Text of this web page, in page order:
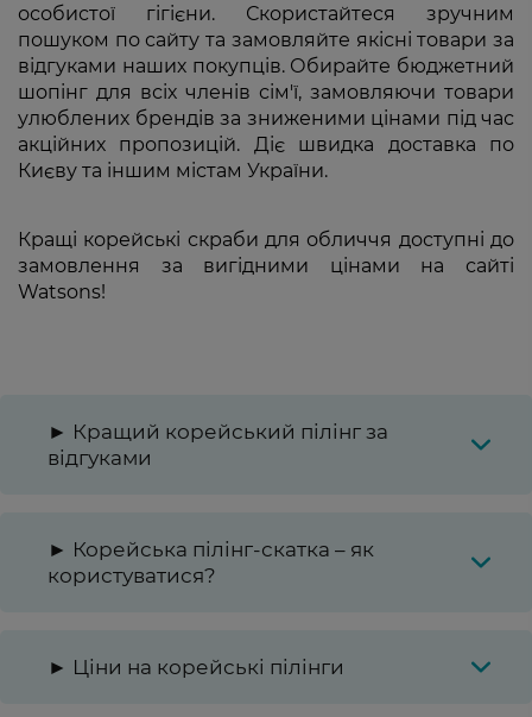
особистої гігієни. Скористайтеся зручним
пошуком по сайту та замовляйте якісні товари за
відгуками наших покупців. Обирайте бюджетний
шопінг для всіх членів сім'ї, замовляючи товари
улюблених брендів за зниженими цінами під час
акційних пропозицій. Діє швидка доставка по
Києву та іншим містам України.
Кращі корейські скраби для обличчя доступні до
замовлення за вигідними цінами на сайті
Watsons!
► Кращий корейський пілінг за
відгуками
► Корейська пілінг-скатка – як
користуватися?
► Ціни на корейські пілінги